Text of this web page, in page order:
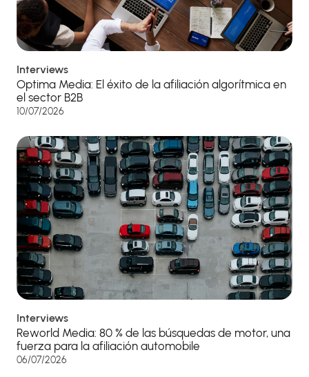
Interviews
Optima Media: El éxito de la afiliación algorítmica en
el sector B2B
10/07/2026
Interviews
Reworld Media: 80 % de las búsquedas de motor, una
fuerza para la afiliación automobile
06/07/2026